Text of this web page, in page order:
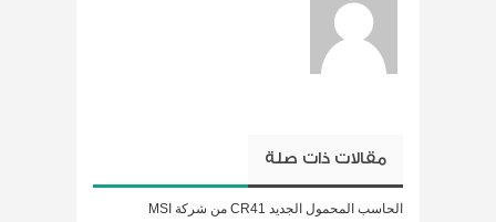
مقالات ذات صلة
الحاسب المحمول الجديد CR41 من شركة MSI